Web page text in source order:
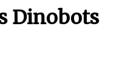
Dinobots